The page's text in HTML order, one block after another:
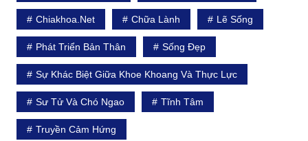
Chiakhoa.net Chữa Lành Lẽ Sống
Phát Triển Bản Thân Sống Đẹp
Sự Khác Biệt Giữa Khoe Khoang Và Thực Lực
Sư Tử Và Chó Ngao Tĩnh Tâm
Truyền Cảm Hứng